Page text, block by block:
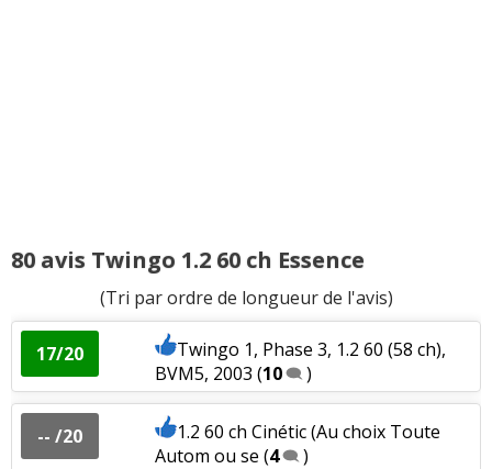
80 avis Twingo 1.2 60 ch Essence
(Tri par ordre de longueur de l'avis)
17/20
Twingo 1, Phase 3, 1.2 60 (58 ch),
BVM5, 2003 (10 )
-- /20
1.2 60 ch Cinétic (Au choix Toute
Autom ou se (4 )